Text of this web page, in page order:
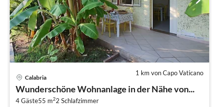
1 km von Capo Vaticano
Calabria
Wunderschöne Wohnanlage in der Nähe von...
4 Gäste55 m22 Schlafzimmer